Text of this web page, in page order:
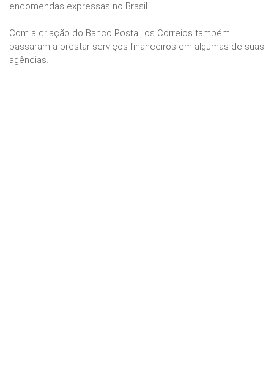
encomendas expressas no Brasil.
Com a criação do Banco Postal, os Correios também
passaram a prestar serviços financeiros em algumas de suas
agências.